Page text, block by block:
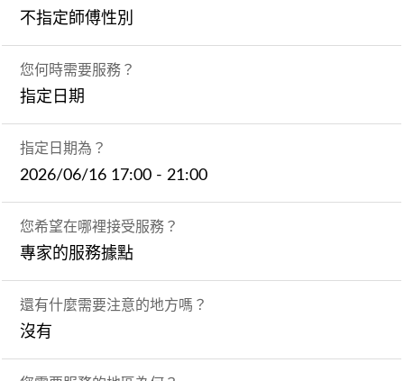
不指定師傅性別
您何時需要服務？
指定日期
指定日期為？
2026/06/16 17:00 - 21:00
您希望在哪裡接受服務？
專家的服務據點
還有什麼需要注意的地方嗎？
沒有